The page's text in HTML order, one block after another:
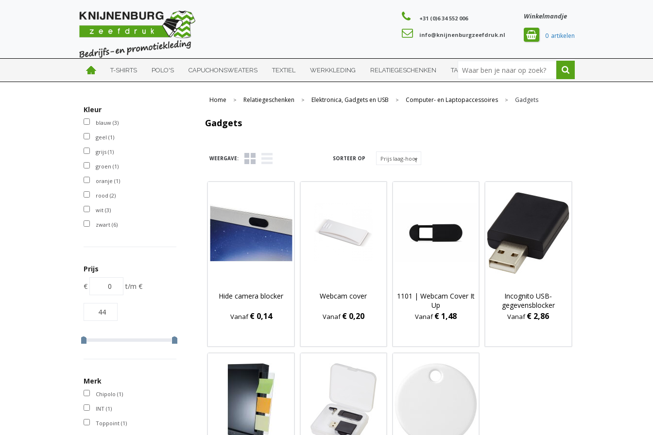
Winkelmandje
0
+31 (0)6 34 552 006
info@knijnenburgzeefdruk.nl
T-SHIRTS POLO'S CAPUCHONSWEATERS TEXTIEL WERKKLEDING RELATIEGESCHENKEN TASSEN SPORT
Kleur
blauw (3)
geel (1)
grijs (1)
groen (1)
oranje (1)
rood (2)
wit (3)
zwart (6)
Prijs
€
t/m €
Merk
Chipolo (1)
INT (1)
Toppoint (1)
Home > Relatiegeschenken > Elektronica, Gadgets en USB > Computer- en Laptopaccessoires > Gadgets
Gadgets
WEERGAVE: SORTEER OP
Hide camera blocker
Vanaf€ 0,14
Webcam cover
Vanaf€ 0,20
1101 | Webcam Cover It
Up
Vanaf€ 1,48
Incognito USB-
gegevensblocker
Vanaf€ 2,86